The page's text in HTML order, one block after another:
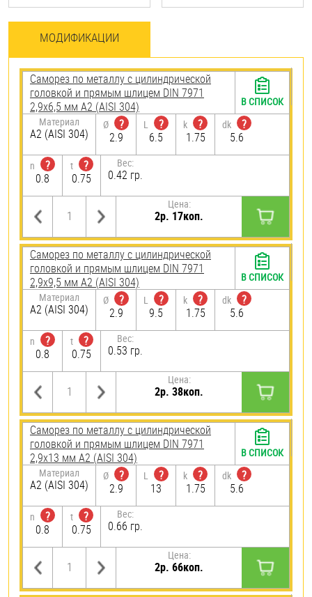
МОДИФИКАЦИИ
Саморез по металлу с цилиндрической
головкой и прямым шлицем DIN 7971
2,9х6,5 мм А2 (AISI 304)
Материал
А2 (AISI 304)
Ø
?
2.9
L
?
6.5
k
?
1.75
dk
?
5.6
n
?
0.8
t
?
0.75
Вес:
0.42 гр.
Цена:
2р. 17коп.
В СПИСОК
Саморез по металлу с цилиндрической
головкой и прямым шлицем DIN 7971
2,9х9,5 мм А2 (AISI 304)
Материал
А2 (AISI 304)
Ø
?
2.9
L
?
9.5
k
?
1.75
dk
?
5.6
n
?
0.8
t
?
0.75
Вес:
0.53 гр.
Цена:
2р. 38коп.
В СПИСОК
Саморез по металлу с цилиндрической
головкой и прямым шлицем DIN 7971
2,9х13 мм А2 (AISI 304)
Материал
А2 (AISI 304)
Ø
?
2.9
L
?
13
k
?
1.75
dk
?
5.6
n
?
0.8
t
?
0.75
Вес:
0.66 гр.
Цена:
2р. 66коп.
В СПИСОК